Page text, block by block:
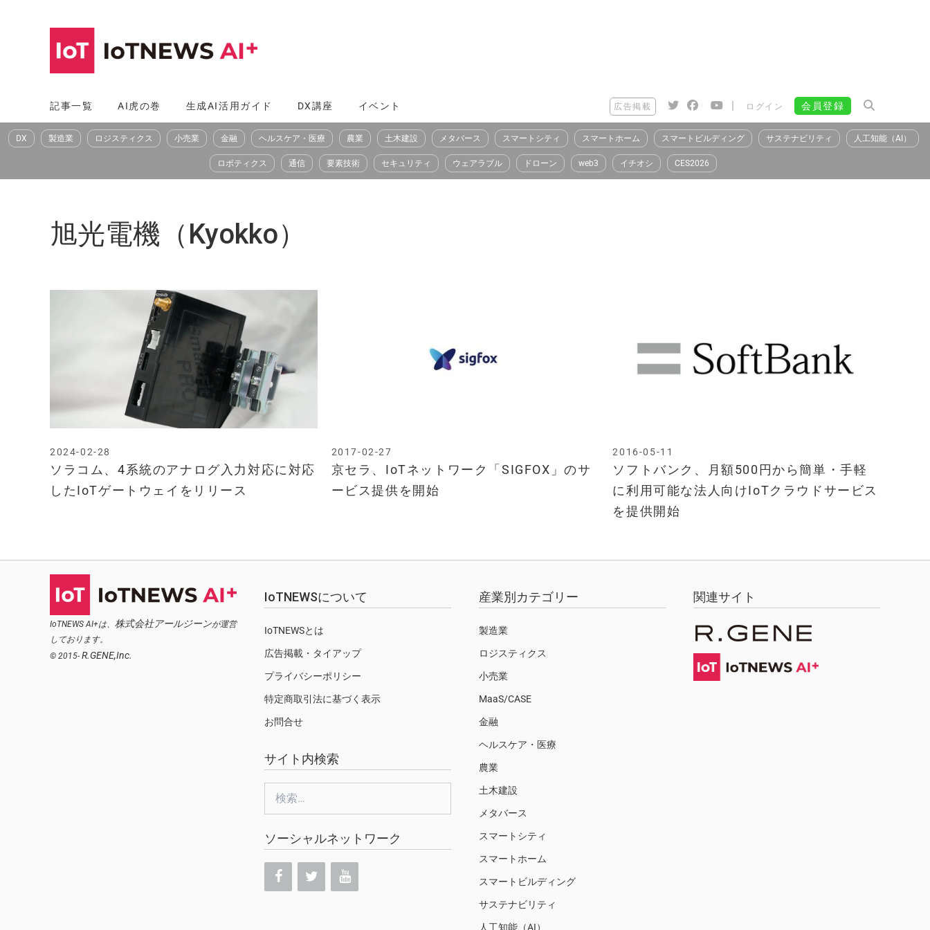
へ
ス
記事一覧 AI虎の巻 生成AI活用ガイド DX講座 イベント 広告掲載 | ログイン 会員登録
DX 製造業 ロジスティクス 小売業 金融 ヘルスケア・医療 農業 土木建設 メタバース スマートシティ スマートホーム スマートビルディング サステナビリティ 人工知能（AI）
ロボティクス 通信 要素技術 セキュリティ ウェアラブル ドローン web3 イチオシ CES2026
旭光電機（Kyokko）
ソラコム、4系統のアナログ入力対応に対応
したIoTゲートウェイをリリース
2024-02-28
京セラ、IoTネットワーク「SIGFOX」のサ
ービス提供を開始
2017-02-27
ソフトバンク、月額500円から簡単・手軽
に利用可能な法人向けIoTクラウドサービス
を提供開始
2016-05-11
IoTNEWS AI+は、 株式会社アールジーンが運営
しております。
© 2015- R.GENE,Inc.
IoTNEWSについて
IoTNEWSとは
広告掲載・タイアップ
プライバシーポリシー
特定商取引法に基づく表示
お問合せ
サイト内検索
ソーシャルネットワーク
産業別カテゴリー
製造業
ロジスティクス
小売業
MaaS/CASE
金融
ヘルスケア・医療
農業
土木建設
メタバース
スマートシティ
スマートホーム
スマートビルディング
サステナビリティ
人工知能（AI）
関連サイト